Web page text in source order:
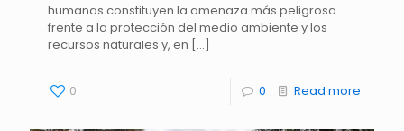
humanas constituyen la amenaza más peligrosa
frente a la protección del medio ambiente y los
recursos naturales y, en […]
0 0 Read more